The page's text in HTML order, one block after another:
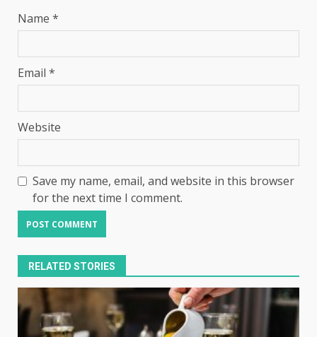
Name *
Email *
Website
Save my name, email, and website in this browser
for the next time I comment.
RELATED STORIES